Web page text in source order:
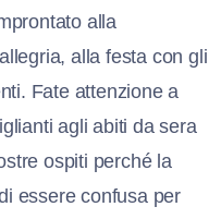
alla
alla festa con gli
Fate attenzione a
agli abiti da sera
ospiti perché la
essere confusa per